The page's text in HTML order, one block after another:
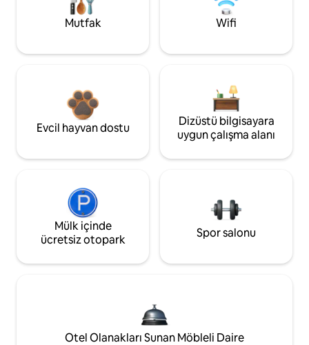
Mutfak Wifi
Evcil hayvan dostu
Dizüstü bilgisayara
uygun çalışma alanı
Mülk içinde
ücretsiz otopark
Spor salonu
Otel Olanakları Sunan Möbleli Daire